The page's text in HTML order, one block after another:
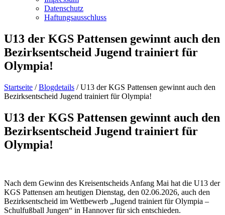
Datenschutz
Haftungsausschluss
U13 der KGS Pattensen gewinnt auch den
Bezirksentscheid Jugend trainiert für
Olympia!
Startseite /Blogdetails /U13 der KGS Pattensen gewinnt auch den
Bezirksentscheid Jugend trainiert für Olympia!
U13 der KGS Pattensen gewinnt auch den
Bezirksentscheid Jugend trainiert für
Olympia!
Nach dem Gewinn des Kreisentscheids Anfang Mai hat die U13 der
KGS Pattensen am heutigen Dienstag, den 02.06.2026, auch den
Bezirksentscheid im Wettbewerb „Jugend trainiert für Olympia –
Schulfußball Jungen“ in Hannover für sich entschieden.